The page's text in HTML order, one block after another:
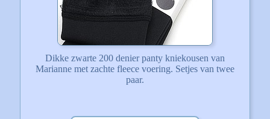
Dikke zwarte 200 denier panty kniekousen van
Marianne met zachte fleece voering. Setjes van twee
paar.